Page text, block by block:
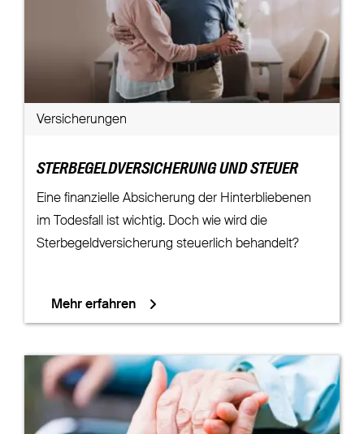
Versicherungen
STERBEGELDVERSICHERUNG UND STEUER
Eine finanzielle Absicherung der Hinterbliebenen
im Todesfall ist wichtig. Doch wie wird die
Sterbegeldversicherung steuerlich behandelt?
Mehr erfahren